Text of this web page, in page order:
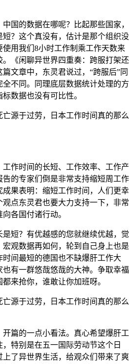
国的数据在哪呢？比起那些国家，
？这个真没有，估计是那个组织没
使用我们8小时工作制乘工作天数来
《闲聊异世界四重奏：跨服打架还
文章中，东灵君说过， “跨服后”同
不同。同理底层数据统计处理的方
数据也没有可比性。
作时间的长短、工作效率、工作产
的专家们倒是非常支持缩短周工作
果表明： 缩短工作时间，人们更幸
观点东灵君也要大力支持一下，非常
各国付诸行动。
短？ 有优越感的您就继续优越，觉
观数据再如何，轮到自己身上也是
时间最短的德国也不缺爆肝工作大
有一群悠哉悠哉的大神。 争取幸福
都来抢你，谁敢让你加班呀。
篇的一点小看法。 真心希望爆肝工
，特别是在五一国际劳动节这个日
了异世界生活，给观众们带来了爽